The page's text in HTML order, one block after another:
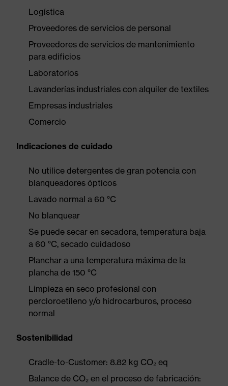
Logística
Proveedores de servicios de personal
Proveedores de servicios de mantenimiento
para edificios
Laboratorios
Lavanderías industriales con alquiler de textiles
Empresas industriales
Comercio
Indicaciones de cuidado
No utilice detergentes de gran potencia con
blanqueadores ópticos
Lavado normal a 60 °C
No blanquear
Se puede secar en secadora, temperatura baja
a 60 °C, secado cuidadoso
Planchar a una temperatura máxima de la
plancha de 150 °C
Limpieza en seco profesional con
percloroetileno y/o hidrocarburos, proceso
normal
Sostenibilidad
Cradle-to-Customer: 8.82 kg CO₂ eq
Balance de CO₂ en el proceso de fabricación: